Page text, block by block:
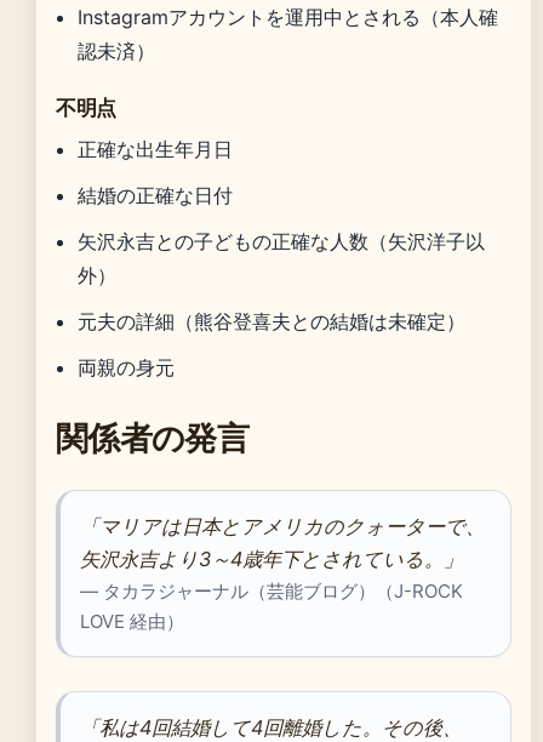
Instagramアカウントを運用中とされる（本人確
認未済）
不明点
正確な出生年月日
結婚の正確な日付
矢沢永吉との子どもの正確な人数（矢沢洋子以
外）
元夫の詳細（熊谷登喜夫との結婚は未確定）
両親の身元
関係者の発言
「マリアは日本とアメリカのクォーターで、
矢沢永吉より3～4歳年下とされている。」
— タカラジャーナル（芸能ブログ）（J-ROCK
LOVE 経由）
「私は4回結婚して4回離婚した。その後、